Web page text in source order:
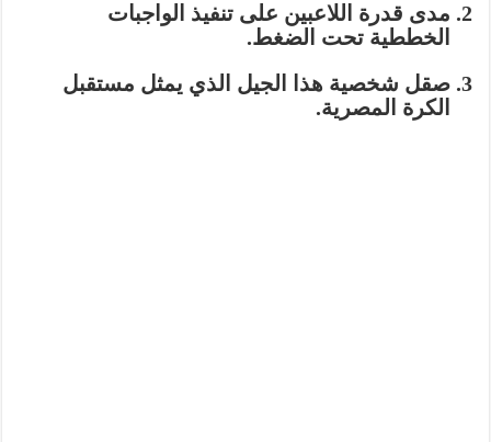
مدى قدرة اللاعبين على تنفيذ الواجبات
الخططية تحت الضغط.
صقل شخصية هذا الجيل الذي يمثل مستقبل
الكرة المصرية.